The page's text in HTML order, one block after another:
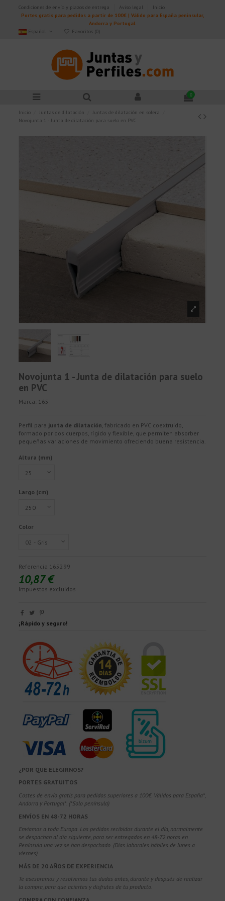
Condiciones de envío y plazos de entrega Aviso legal
Inicio
Portes gratis para pedidos a partir de 100€ | Válido para España peninsular,
Andorra y Portugal.
Español
Favoritos (0)
0
Inicio Juntas de dilatación
Juntas de dilatación en solera
Novojunta 1 - Junta de dilatación para suelo en PVC
Novojunta 1 - Junta de dilatación para suelo
en PVC
Marca: 165
Perfil para junta de dilatación, fabricado en PVC coextruido,
formado por dos cuerpos, rígido y flexible, que permiten absorber
pequeñas variaciones de movimiento ofreciendo buena resistencia.
Altura (mm)
Largo (cm)
Color
Referencia 165299
10,87 €
Impuestos excluidos
¡Rápido y seguro!
¿POR QUÉ ELEGIRNOS?
PORTES GRATUITOS
Costes de envío gratis para pedidos superiores a 100€. Válidos para España*,
Andorra y Portugal*. (*Solo península)
ENVÍOS EN 48-72 HORAS
Enviamos a toda Europa. Los pedidos recibidos durante el día, normalmente
se despachan al día siguiente, para ser entregados en 48-72 horas en
Península una vez se han despachado. (Días laborales hábiles de lunes a
viernes)
MÁS DE 20 AÑOS DE EXPERIENCIA
Te asesoramos y resolvemos tus dudas antes, durante y después de realizar
la compra, para que aciertes y disfrutes de tu producto.